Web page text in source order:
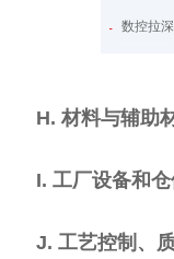
数控拉
给料和
ERP系
焊缝检
H. 材料与辅助
I. 工厂设备和
J. 工艺控制、